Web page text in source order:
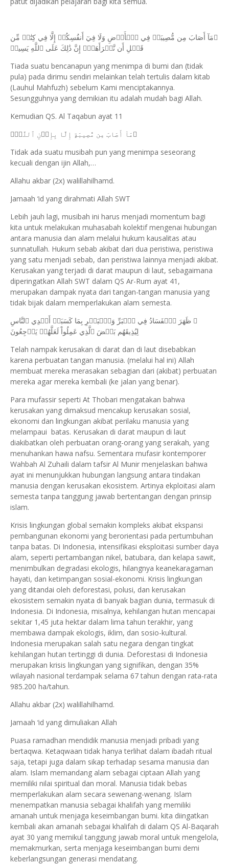
ﵟمَآ أَصَابَ مِن مُّصِيبَةٖ فِي ٱلۡأَرۡضِ وَلَا فِيٓ أَنفُسِكُمۡ إِلَّا فِي كِتَٰبٖ مِّن
Tiada suatu bencanapun yang menimpa di bumi dan (tidak
pula) pada dirimu sendiri melainkan telah tertulis dalam kitab
(Lauhul Mahfuzh) sebelum Kami menciptakannya.
Sesungguhnya yang demikian itu adalah mudah bagi Allah.
Kemudian QS. Al Taqabun ayat 11
Tidak ada suatu musibah pun yang menimpa seseorang
kecuali dengan ijin Allah,…
Allahu akbar (2x) walillahilhamd.
Jamaah ‘id yang dirahmati Allah SWT
Lebih jauh lagi, musibah ini harus menjadi momentum bagi
kita untuk melakukan muhasabah kolektif mengenai hubungan
antara manusia dan alam melalui hukum kausalitas atau
sunnatullah. Hukum sebab akibat dari dua peristiwa, peristiwa
yang satu menjadi sebab, dan peristiwa lainnya menjadi akibat.
Kerusakan yang terjadi di darat maupun di laut, sebagaimana
diperingatkan Allah SWT dalam QS Ar-Rum ayat 41,
merupakan dampak nyata dari tangan-tangan manusia yang
tidak bijak dalam memperlakukan alam semesta.
ﵟ ظَهَرَ ٱلۡفَسَادُ فِي ٱلۡبَرِّ وَٱلۡبَحۡرِ بِمَا كَسَبَتۡ أَيۡدِي ٱلنَّاسِ
Telah nampak kerusakan di darat dan di laut disebabkan
karena perbuatan tangan manusia. (melalui hal ini) Allah
membuat mereka merasakan sebagian dari (akibat) perbuatan
mereka agar mereka kembali (ke jalan yang benar).
Para mufassir seperti At Thobari mengatakan bahwa
kerusakan yang dimaksud mencakup kerusakan sosial,
ekonomi dan lingkungan akibat perilaku manusia yang
melampaui batas. Kerusakan di darat maupun di laut
diakibatkan oleh perbuatan orang-orang yang serakah, yang
menuhankan hawa nafsu. Sementara mufasir kontemporer
Wahbah Al Zuhaili dalam tafsir Al Munir menjelaskan bahwa
ayat ini menunjukkan hubungan langsung antara tindakan
manusia dengan kerusakan ekosistem. Artinya ekploitasi alam
semesta tanpa tanggung jawab bertentangan dengan prinsip
islam.
Krisis lingkungan global semakin kompleks akibat ekspansi
pembangunan ekonomi yang berorientasi pada pertumbuhan
tanpa batas. Di Indonesia, intensifikasi eksploitasi sumber daya
alam, seperti pertambangan nikel, batubara, dan kelapa sawit,
menimbulkan degradasi ekologis, hilangnya keanekaragaman
hayati, dan ketimpangan sosial-ekonomi. Krisis lingkungan
yang ditandai oleh deforestasi, polusi, dan kerusakan
ekosistem semakin nyata di banyak bagian dunia, termasuk di
Indonesia. Di Indonesia, misalnya, kehilangan hutan mencapai
sekitar 1,45 juta hektar dalam lima tahun terakhir, yang
membawa dampak ekologis, iklim, dan sosio-kultural.
Indonesia merupakan salah satu negara dengan tingkat
kehilangan hutan tertinggi di dunia. Deforestasi di Indonesia
merupakan krisis lingkungan yang signifikan, dengan 35%
wilayah nasional terdampak selama 67 tahun dengan rata-rata
985.200 ha/tahun.
Allahu akbar (2x) walillahilhamd.
Jamaah ‘id yang dimuliakan Allah
Puasa ramadhan mendidik manusia menjadi pribadi yang
bertaqwa. Ketaqwaan tidak hanya terlihat dalam ibadah ritual
saja, tetapi juga dalam sikap terhadap sesama manusia dan
alam. Islam memandang alam sebagai ciptaan Allah yang
memiliki nilai spiritual dan moral. Manusia tidak bebas
memperlakukan alam secara sewenang-wenang. Islam
menempatkan manusia sebagai khalifah yang memiliki
amanah untuk menjaga keseimbangan bumi. kita diingatkan
kembali akan amanah sebagai khalifah di dalam QS Al-Baqarah
ayat 30 yang memikul tanggung jawab moral untuk mengelola,
memakmurkan, serta menjaga keseimbangan bumi demi
keberlangsungan generasi mendatang.